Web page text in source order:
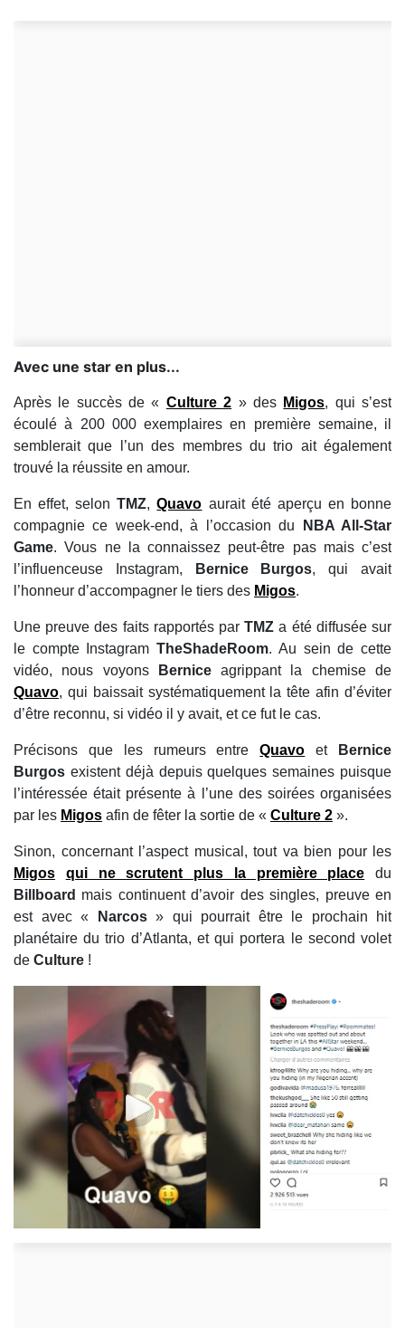
Avec une star en plus...
Après le succès de « Culture 2 » des Migos, qui s’est
écoulé à 200 000 exemplaires en première semaine, il
semblerait que l’un des membres du trio ait également
trouvé la réussite en amour.
En effet, selonTMZ,Quavo aurait été aperçu en bonne
compagnie ce week-end, à l’occasion du
NBA All-Star
Game. Vous ne la connaissez peut-être pas mais c’est
l’influenceuse Instagram,
Bernice Burgos, qui avait
l’honneur d’accompagner le tiers des Migos.
Une preuve des faits rapportés parTMZa été diffusée sur
le compte InstagramTheShadeRoom. Au sein de cette
vidéo, nous voyons
Berniceagrippant la chemise de
Quavo, qui baissait systématiquement la tête afin d’éviter
d’être reconnu, si vidéo il y avait, et ce fut le cas.
Précisons que les rumeurs entreQuavo et
Bernice
Burgos existent déjà depuis quelques semaines puisque
l’intéressée était présente à l’une des soirées organisées
par les Migos afin de fêter la sortie de « Culture 2 ».
Sinon, concernant l’aspect musical, tout va bien pour les
Migos
qui ne scrutent plus la première place du
Billboard mais continuent d’avoir des singles, preuve en
est avec «
Narcos » qui pourrait être le prochain hit
planétaire du trio d’Atlanta, et qui portera le second volet
de Culture !